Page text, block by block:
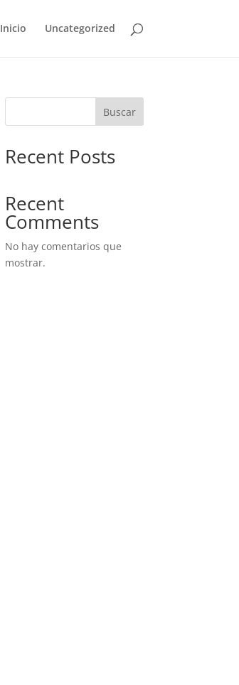
Inicio Uncategorized
Buscar
Recent Posts
Recent
Comments
No hay comentarios que
mostrar.